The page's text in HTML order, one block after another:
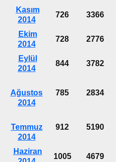
Kasım
2014
726 3366
Ekim
2014
728 2776
Eylül
2014
844 3782
Ağustos
2014
785 2834
Temmuz
2014
912 5190
Haziran
1005 4679